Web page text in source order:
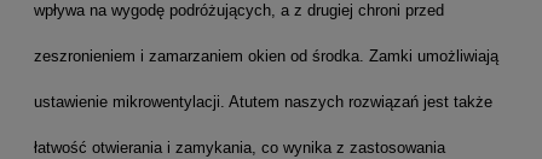
wpływa na wygodę podróżujących, a z drugiej chroni przed
zeszronieniem i zamarzaniem okien od środka. Zamki umożliwiają
ustawienie mikrowentylacji. Atutem naszych rozwiązań jest także
łatwość otwierania i zamykania, co wynika z zastosowania